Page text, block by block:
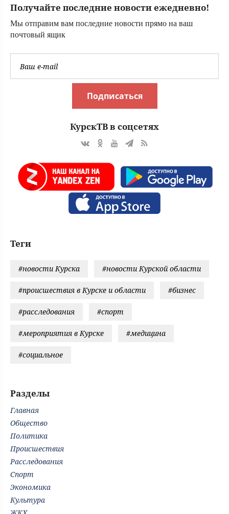
Получайте последние новости ежедневно!
Мы отправим вам последние новости прямо на ваш
почтовый ящик
Подписаться
КурскТВ в соцсетях
Теги
#новости Курска #новости Курской области
#происшествия в Курске и области #бизнес
#расследования #спорт
#мероприятия в Курске #медицина
#социальное
Разделы
Главная
Общество
Политика
Происшествия
Расследования
Спорт
Экономика
Культура